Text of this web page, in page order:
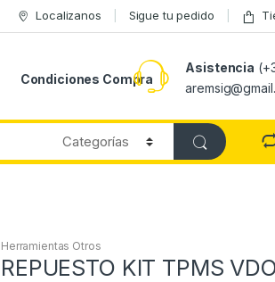
Localizanos Sigue tu pedido
Condiciones Compra
Asistencia
Herramientas Otros
REPUESTO KIT TPMS